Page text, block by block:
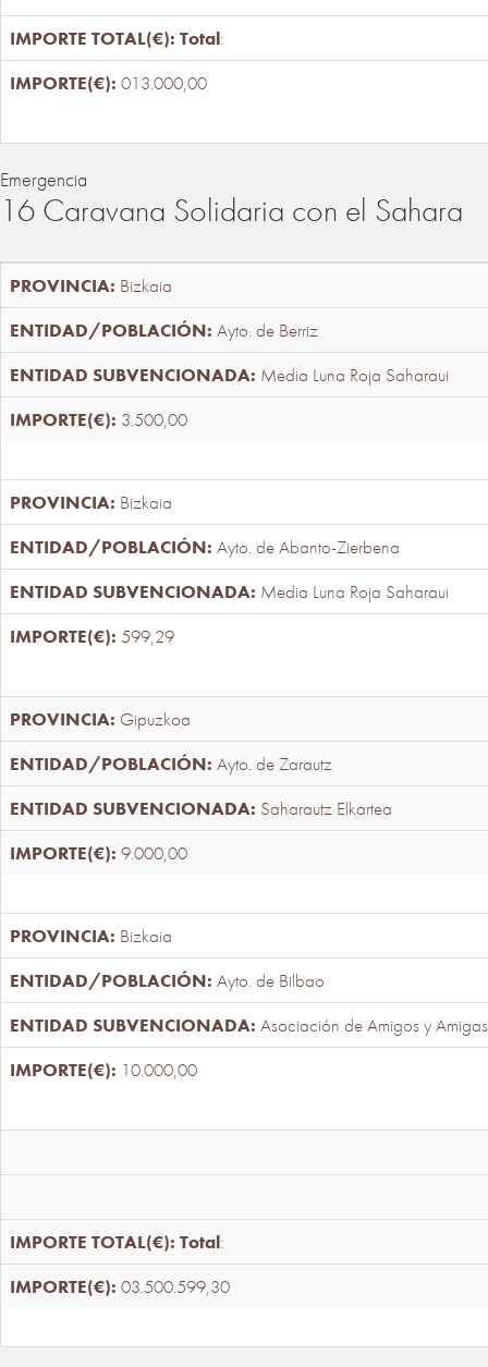
Total:
013.000,00
Emergencia
16 Caravana Solidaria con el Sahara
Bizkaia
Ayto. de Berriz
Media Luna Roja Saharaui
3.500,00
Bizkaia
Ayto. de Abanto-Zierbena
Media Luna Roja Saharaui
599,29
Gipuzkoa
Ayto. de Zarautz
Saharautz Elkartea
9.000,00
Bizkaia
Ayto. de Bilbao
Asociación de Amigos y
10.000,00
Total:
03.500.599,30